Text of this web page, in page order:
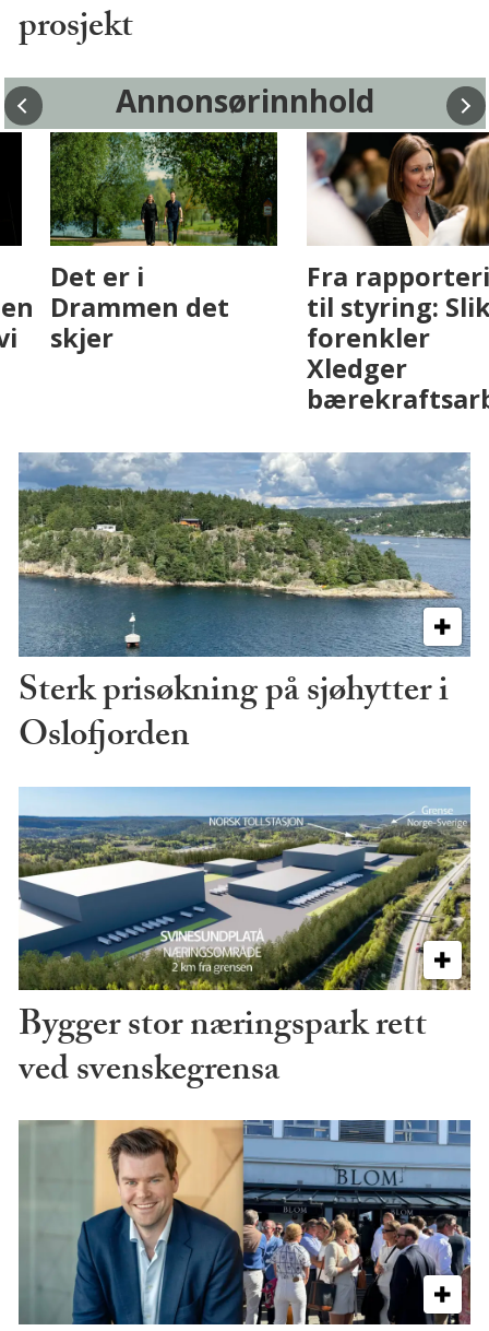
prosjekt
Annonsørinnhold
Fenistra endrer
eiendomsbransjen
med AI. Slik ser vi
Det er i
Drammen det
skjer
Sterk prisøkning på sjøhytter i
Oslofjorden
Bygger stor næringspark rett
ved svenskegrensa